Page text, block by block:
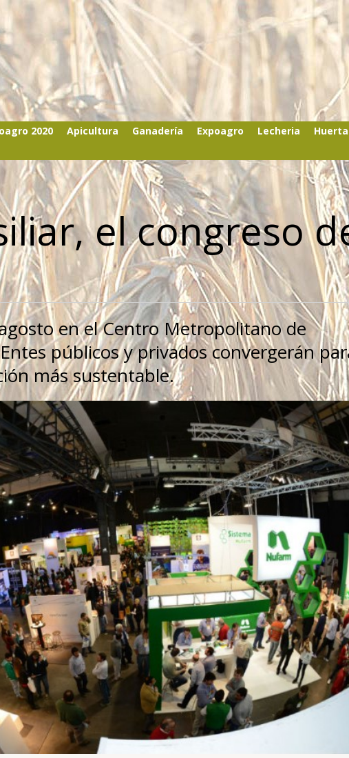
2020 Apicultura Ganadería Expoagro Lecheria
el congreso
en el Centro Metropolitano de
públicos y privados convergerán
más sustentable.